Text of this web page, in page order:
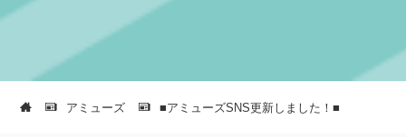
アミューズ ■アミューズSNS更新しました！■